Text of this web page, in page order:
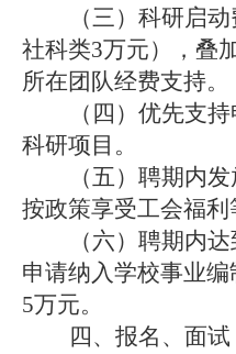
（三）科研启
社科类3万元），叠
所在团队经费支持。
（四）优先支
科研项目。
（五）聘期内
按政策享受工会福利
（六）聘期内
申请纳入学校事业
5万元。
四、报名、面试